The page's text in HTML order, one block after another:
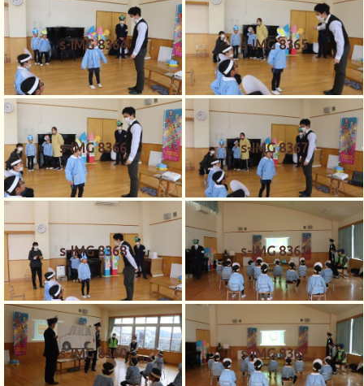
s-IMG 8364 s-IMG 8365
s-IMG 8366 s-IMG 8367
s-IMG 8368 s-IMG 8361
s-IMG 8360 s-IMG 8362